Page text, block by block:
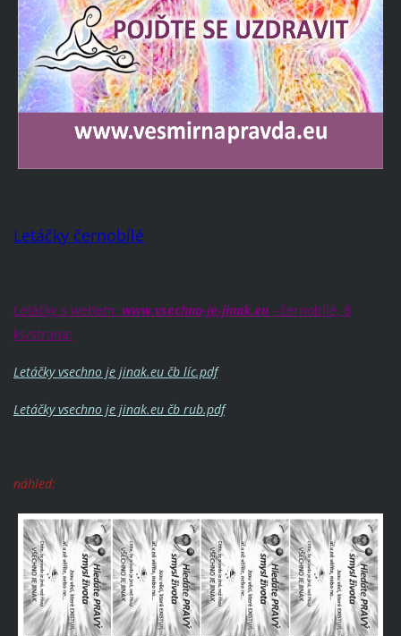
Letáčky černobílé
Letáčky s webem: www.vsechno-je-jinak.eu- černobílé, 8
ks/strana:
Letáčky vsechno je jinak.eu čb líc.pdf
Letáčky vsechno je jinak.eu čb rub.pdf
náhled: